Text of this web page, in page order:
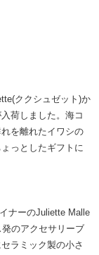
ククシュゼット)か
荷しました。海コ
を離れたイワシの
っとしたギフトに
ナーのJuliette Malle
のアクセサリーブ
ラミック製の小さ